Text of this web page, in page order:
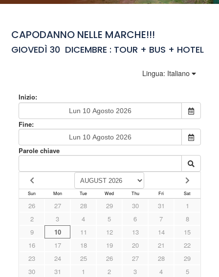
CAPODANNO NELLE MARCHE!!!
GIOVEDÌ 30 DICEMBRE : TOUR + BUS + HOTEL